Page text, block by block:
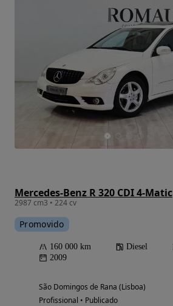
Mercedes-Benz R 320 CDI 4-Matic
2987 cm3 • 224 cv
Promovido
160 000 km Diesel
2009
São Domingos de Rana (Lisboa)
Profissional • Publicado